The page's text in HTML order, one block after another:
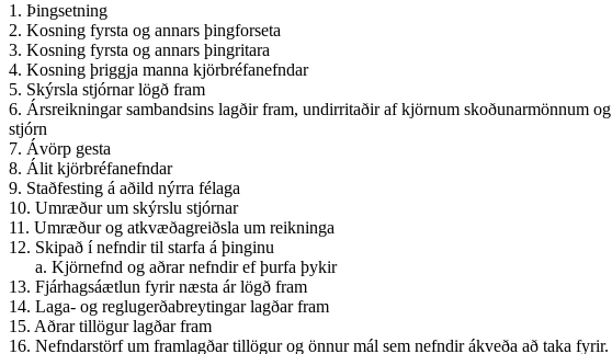
1. Þingsetning
2. Kosning fyrsta og annars þingforseta
3. Kosning fyrsta og annars þingritara
4. Kosning þriggja manna kjörbréfanefndar
5. Skýrsla stjórnar lögð fram
6. Ársreikningar sambandsins lagðir fram, undirritaðir af kjörnum skoðunarmönnum og
stjórn
7. Ávörp gesta
8. Álit kjörbréfanefndar
9. Staðfesting á aðild nýrra félaga
10. Umræður um skýrslu stjórnar
11. Umræður og atkvæðagreiðsla um reikninga
12. Skipað í nefndir til starfa á þinginu
a. Kjörnefnd og aðrar nefndir ef þurfa þykir
13. Fjárhagsáætlun fyrir næsta ár lögð fram
14. Laga- og reglugerðabreytingar lagðar fram
15. Aðrar tillögur lagðar fram
16. Nefndarstörf um framlagðar tillögur og önnur mál sem nefndir ákveða að taka fyrir.